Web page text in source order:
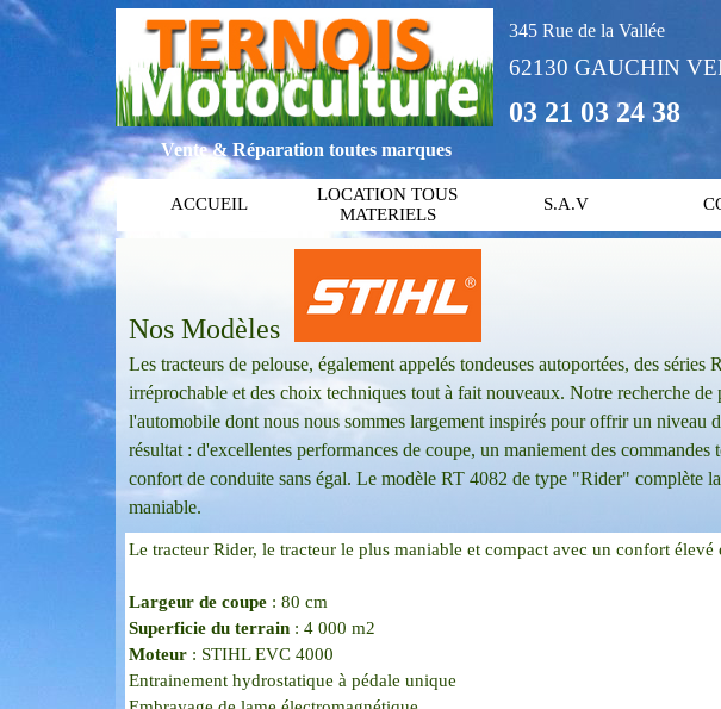
ACCUEIL
LOCATION TOUS
MATERIELS
S.A.V
345 Rue de la Vallée
62130 GAUCHIN
03 21 03 24 38
Vente & Réparation toutes marques
Nos Modèles
Les tracteurs de pelouse, également appelés tondeuses autoportées, des
irréprochable et des choix techniques tout à fait nouveaux. Notre recherche de
l'automobile dont nous nous sommes largement inspirés pour offrir un
résultat : d'excellentes performances de coupe, un maniement des
confort de conduite sans égal. Le modèle RT 4082 de type "Rider" complète
maniable.
Le tracteur Rider, le tracteur le plus maniable et compact avec un confort
Largeur de coupe: 80 cm
Superficie du terrain: 4 000 m2
Moteur: STIHL EVC 4000
Entrainement hydrostatique à pédale unique